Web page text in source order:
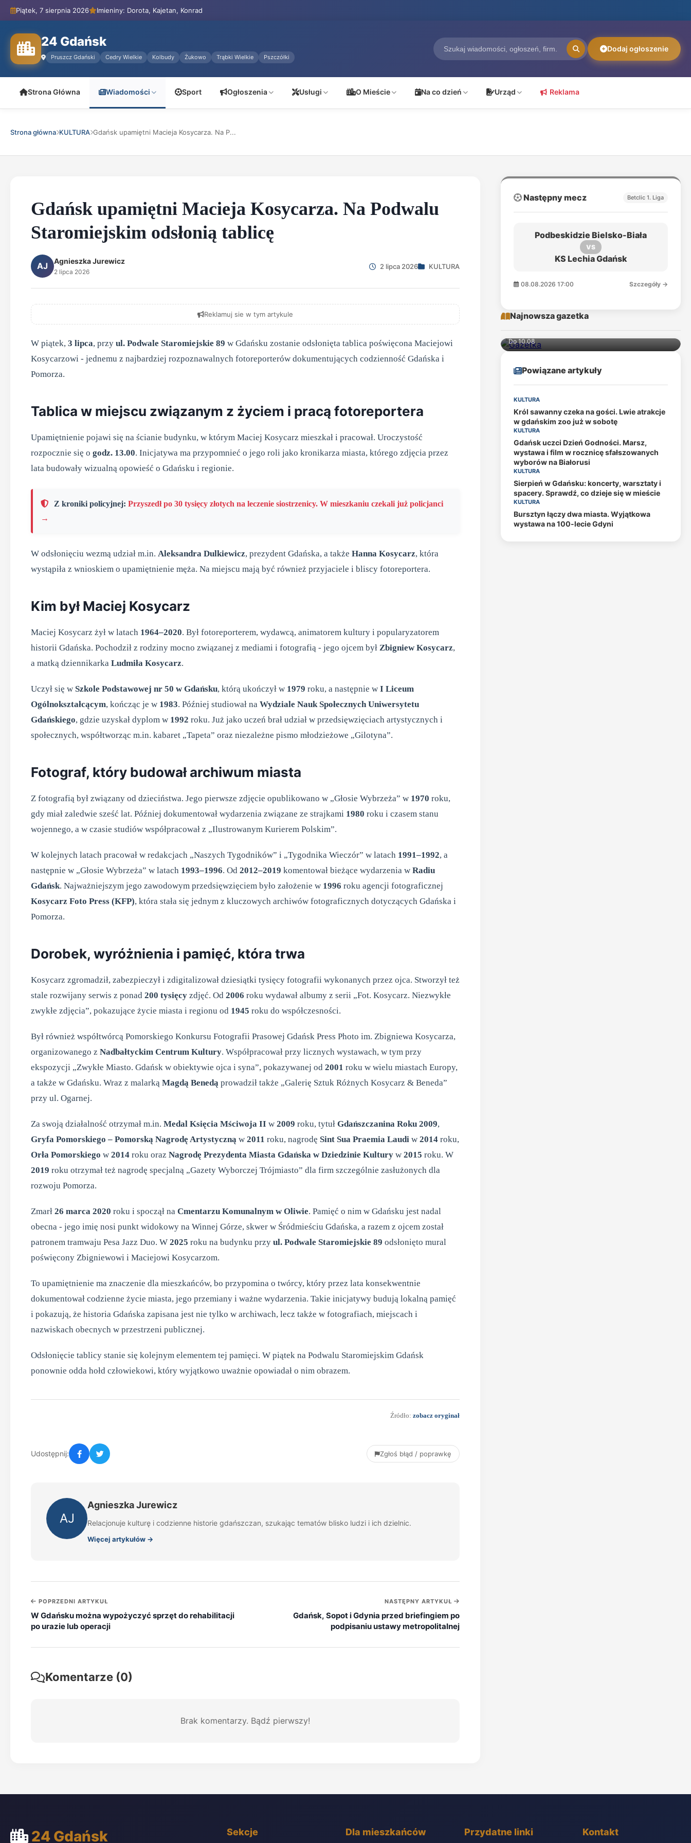
Piątek, 7 sierpnia 2026 Imieniny: Dorota, Kajetan, Konrad
24 Gdańsk
Pruszcz Gdański Cedry Wielkie Kolbudy Żukowo Trąbki Wielkie Pszczółki
Dodaj ogłoszenie
Strona Główna Wiadomości Sport Ogłoszenia Usługi O Mieście Na co dzień Urząd Reklama
Strona główna KULTURA Gdańsk upamiętni Macieja Kosycarza. Na P...
Gdańsk upamiętni Macieja Kosycarza. Na Podwalu
Staromiejskim odsłonią tablicę
AJ Agnieszka Jurewicz
2 lipca 2026
2 lipca 2026 KULTURA
Reklamuj sie w tym artykule
W piątek, 3 lipca, przy ul. Podwale Staromiejskie 89 w Gdańsku zostanie odsłonięta tablica poświęcona Maciejowi
Kosycarzowi - jednemu z najbardziej rozpoznawalnych fotoreporterów dokumentujących codzienność Gdańska i
Pomorza.
Tablica w miejscu związanym z życiem i pracą fotoreportera
Upamiętnienie pojawi się na ścianie budynku, w którym Maciej Kosycarz mieszkał i pracował. Uroczystość
rozpocznie się o godz. 13.00. Inicjatywa ma przypomnieć o jego roli jako kronikarza miasta, którego zdjęcia przez
lata budowały wizualną opowieść o Gdańsku i regionie.
Z kroniki policyjnej: Przyszedł po 30 tysięcy złotych na leczenie siostrzenicy. W mieszkaniu czekali już policjanci
→
W odsłonięciu wezmą udział m.in. Aleksandra Dulkiewicz, prezydent Gdańska, a także Hanna Kosycarz, która
wystąpiła z wnioskiem o upamiętnienie męża. Na miejscu mają być również przyjaciele i bliscy fotoreportera.
Kim był Maciej Kosycarz
Maciej Kosycarz żył w latach 1964–2020. Był fotoreporterem, wydawcą, animatorem kultury i popularyzatorem
historii Gdańska. Pochodził z rodziny mocno związanej z mediami i fotografią - jego ojcem był Zbigniew Kosycarz,
a matką dziennikarka Ludmiła Kosycarz.
Uczył się w Szkole Podstawowej nr 50 w Gdańsku, którą ukończył w 1979 roku, a następnie w I Liceum
Ogólnokształcącym, kończąc je w 1983. Później studiował na Wydziale Nauk Społecznych Uniwersytetu
Gdańskiego, gdzie uzyskał dyplom w 1992 roku. Już jako uczeń brał udział w przedsięwzięciach artystycznych i
społecznych, współtworząc m.in. kabaret „Tapeta” oraz niezależne pismo młodzieżowe „Gilotyna”.
Fotograf, który budował archiwum miasta
Z fotografią był związany od dzieciństwa. Jego pierwsze zdjęcie opublikowano w „Głosie Wybrzeża” w 1970 roku,
gdy miał zaledwie sześć lat. Później dokumentował wydarzenia związane ze strajkami 1980 roku i czasem stanu
wojennego, a w czasie studiów współpracował z „Ilustrowanym Kurierem Polskim”.
W kolejnych latach pracował w redakcjach „Naszych Tygodników” i „Tygodnika Wieczór” w latach 1991–1992, a
następnie w „Głosie Wybrzeża” w latach 1993–1996. Od 2012–2019 komentował bieżące wydarzenia w Radiu
Gdańsk. Najważniejszym jego zawodowym przedsięwzięciem było założenie w 1996 roku agencji fotograficznej
Kosycarz Foto Press (KFP), która stała się jednym z kluczowych archiwów fotograficznych dotyczących Gdańska i
Pomorza.
Dorobek, wyróżnienia i pamięć, która trwa
Kosycarz zgromadził, zabezpieczył i zdigitalizował dziesiątki tysięcy fotografii wykonanych przez ojca. Stworzył też
stale rozwijany serwis z ponad 200 tysięcy zdjęć. Od 2006 roku wydawał albumy z serii „Fot. Kosycarz. Niezwykłe
zwykłe zdjęcia”, pokazujące życie miasta i regionu od 1945 roku do współczesności.
Był również współtwórcą Pomorskiego Konkursu Fotografii Prasowej Gdańsk Press Photo im. Zbigniewa Kosycarza,
organizowanego z Nadbałtyckim Centrum Kultury. Współpracował przy licznych wystawach, w tym przy
ekspozycji „Zwykłe Miasto. Gdańsk w obiektywie ojca i syna”, pokazywanej od 2001 roku w wielu miastach Europy,
a także w Gdańsku. Wraz z malarką Magdą Benedą prowadził także „Galerię Sztuk Różnych Kosycarz & Beneda”
przy ul. Ogarnej.
Za swoją działalność otrzymał m.in. Medal Księcia Mściwoja II w 2009 roku, tytuł Gdańszczanina Roku 2009,
Gryfa Pomorskiego – Pomorską Nagrodę Artystyczną w 2011 roku, nagrodę Sint Sua Praemia Laudi w 2014 roku,
Orła Pomorskiego w 2014 roku oraz Nagrodę Prezydenta Miasta Gdańska w Dziedzinie Kultury w 2015 roku. W
2019 roku otrzymał też nagrodę specjalną „Gazety Wyborczej Trójmiasto” dla firm szczególnie zasłużonych dla
rozwoju Pomorza.
Zmarł 26 marca 2020 roku i spoczął na Cmentarzu Komunalnym w Oliwie. Pamięć o nim w Gdańsku jest nadal
obecna - jego imię nosi punkt widokowy na Winnej Górze, skwer w Śródmieściu Gdańska, a razem z ojcem został
patronem tramwaju Pesa Jazz Duo. W 2025 roku na budynku przy ul. Podwale Staromiejskie 89 odsłonięto mural
poświęcony Zbigniewowi i Maciejowi Kosycarzom.
To upamiętnienie ma znaczenie dla mieszkańców, bo przypomina o twórcy, który przez lata konsekwentnie
dokumentował codzienne życie miasta, jego przemiany i ważne wydarzenia. Takie inicjatywy budują lokalną pamięć
i pokazują, że historia Gdańska zapisana jest nie tylko w archiwach, lecz także w fotografiach, miejscach i
nazwiskach obecnych w przestrzeni publicznej.
Odsłonięcie tablicy stanie się kolejnym elementem tej pamięci. W piątek na Podwalu Staromiejskim Gdańsk
ponownie odda hołd człowiekowi, który wyjątkowo uważnie opowiadał o nim obrazem.
Źródło: zobacz oryginał
Udostępnij: Zgłoś błąd / poprawkę
AJ
Agnieszka Jurewicz
Relacjonuje kulturę i codzienne historie gdańszczan, szukając tematów blisko ludzi i ich dzielnic.
Więcej artykułów →
POPRZEDNI ARTYKUŁ
W Gdańsku można wypożyczyć sprzęt do rehabilitacji
po urazie lub operacji
NASTĘPNY ARTYKUŁ
Gdańsk, Sopot i Gdynia przed briefingiem po
podpisaniu ustawy metropolitalnej
Komentarze (0)
Brak komentarzy. Bądź pierwszy!
Następny mecz Betclic 1. Liga
Podbeskidzie Bielsko-Biała
VS
KS Lechia Gdańsk
08.08.2026 17:00 Szczegóły →
Najnowsza gazetka
Do 10.08
Powiązane artykuły
KULTURA
Król sawanny czeka na gości. Lwie atrakcje
w gdańskim zoo już w sobotę
KULTURA
Gdańsk uczci Dzień Godności. Marsz,
wystawa i film w rocznicę sfałszowanych
wyborów na Białorusi
KULTURA
Sierpień w Gdańsku: koncerty, warsztaty i
spacery. Sprawdź, co dzieje się w mieście
KULTURA
Bursztyn łączy dwa miasta. Wyjątkowa
wystawa na 100-lecie Gdyni
24 Gdańsk Sekcje Dla mieszkańców Przydatne linki Kontakt